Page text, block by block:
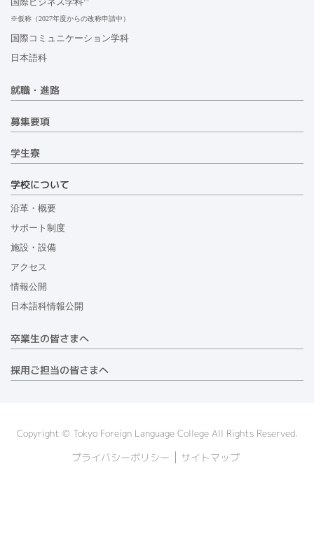
※仮称（2027年度からの改称申請中）
国際コミュニケーション学科
日本語科
就職・進路
募集要項
学生寮
学校について
沿革・概要
サポート制度
施設・設備
アクセス
情報公開
日本語科情報公開
卒業生の皆さまへ
採用ご担当の皆さまへ
Copyright © Tokyo Foreign Language College All Rights Reserved.
プライバシーポリシー サイトマップ